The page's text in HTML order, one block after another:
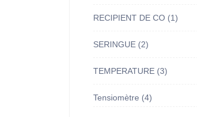
RECIPIENT DE CO (1)
SERINGUE (2)
TEMPERATURE (3)
Tensiomètre (4)